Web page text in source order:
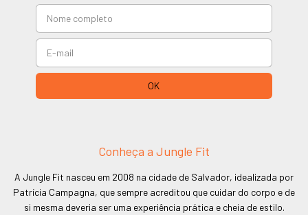
Conheça a Jungle Fit
A Jungle Fit nasceu em 2008 na cidade de Salvador, idealizada por
Patrícia Campagna, que sempre acreditou que cuidar do corpo e de
si mesma deveria ser uma experiência prática e cheia de estilo.